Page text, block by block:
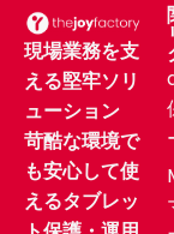
現場業務を支
える堅牢ソリ
ューション
苛酷な環境で
も安心して使
えるタブレッ